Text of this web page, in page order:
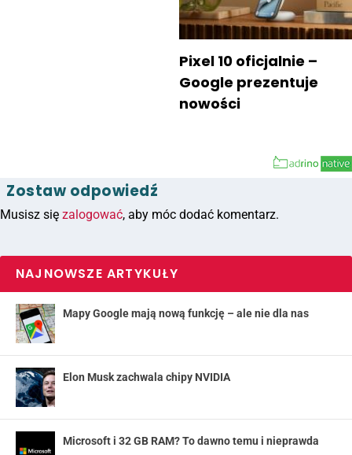
Pixel 10 oficjalnie –
Google prezentuje
nowości
Zostaw odpowiedź
Musisz się zalogować, aby móc dodać komentarz.
NAJNOWSZE ARTYKUŁY
Mapy Google mają nową funkcję – ale nie dla nas
Elon Musk zachwala chipy NVIDIA
Microsoft i 32 GB RAM? To dawno temu i nieprawda